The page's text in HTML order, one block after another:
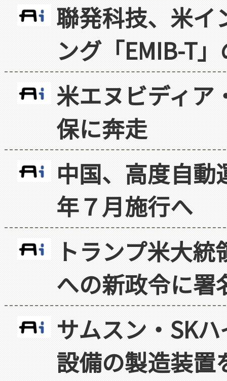
聯発科技、米イ
ング「EMIB-T
米エヌビディア
保に奔走
中国、高度自
年７月施行へ
トランプ米大
への新政令に署
サムスン・SK
設備の製造装置